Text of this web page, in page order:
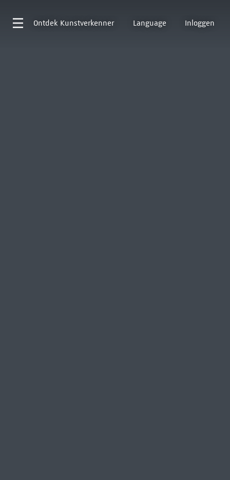
Ontdek Kunstverkenner Language Inloggen